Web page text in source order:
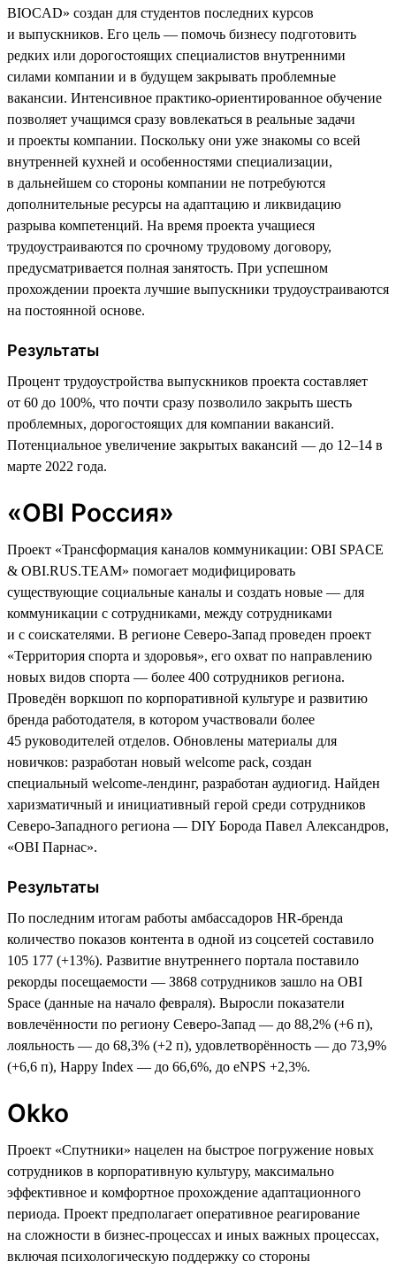
BIOCAD» создан для студентов последних курсов
и выпускников. Его цель — помочь бизнесу подготовить
редких или дорогостоящих специалистов внутренними
силами компании и в будущем закрывать проблемные
вакансии. Интенсивное практико-ориентированное обучение
позволяет учащимся сразу вовлекаться в реальные задачи
и проекты компании. Поскольку они уже знакомы со всей
внутренней кухней и особенностями специализации,
в дальнейшем со стороны компании не потребуются
дополнительные ресурсы на адаптацию и ликвидацию
разрыва компетенций. На время проекта учащиеся
трудоустраиваются по срочному трудовому договору,
предусматривается полная занятость. При успешном
прохождении проекта лучшие выпускники трудоустраиваются
на постоянной основе.
Результаты
Процент трудоустройства выпускников проекта составляет
от 60 до 100%, что почти сразу позволило закрыть шесть
проблемных, дорогостоящих для компании вакансий.
Потенциальное увеличение закрытых вакансий — до 12–14 в
марте 2022 года.
«OBI Россия»
Проект «Трансформация каналов коммуникации: OBI SPACE
& OBI.RUS.TEAM» помогает модифицировать
существующие социальные каналы и создать новые — для
коммуникации с сотрудниками, между сотрудниками
и с соискателями. В регионе Северо-Запад проведен проект
«Территория спорта и здоровья», его охват по направлению
новых видов спорта — более 400 сотрудников региона.
Проведён воркшоп по корпоративной культуре и развитию
бренда работодателя, в котором участвовали более
45 руководителей отделов. Обновлены материалы для
новичков: разработан новый welcome pack, создан
специальный welcome-лендинг, разработан аудиогид. Найден
харизматичный и инициативный герой среди сотрудников
Северо-Западного региона — DIY Борода Павел Александров,
«ОBI Парнас».
Результаты
По последним итогам работы амбассадоров HR-бренда
количество показов контента в одной из соцсетей составило
105 177 (+13%). Развитие внутреннего портала поставило
рекорды посещаемости — З868 сотрудников зашло на OBI
Space (данные на начало февраля). Выросли показатели
вовлечённости по региону Северо-Запад — до 88,2% (+6 п),
лояльность — до 68,3% (+2 п), удовлетворённость — до 73,9%
(+6,6 п), Happy Index — до 66,6%, до eNPS +2,3%.
Okko
Проект «Спутники» нацелен на быстрое погружение новых
сотрудников в корпоративную культуру, максимально
эффективное и комфортное прохождение адаптационного
периода. Проект предполагает оперативное реагирование
на сложности в бизнес-процессах и иных важных процессах,
включая психологическую поддержку со стороны